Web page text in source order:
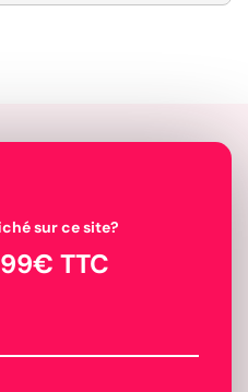
sur ce site?
TTC